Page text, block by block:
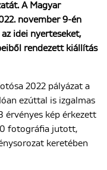
A Magyar
november 9-én
idei nyerteseket,
rendezett kiállítás
2022 pályázat a
ezúttal is izgalmas
érvényes kép érkezett
fotográfia jutott,
keretében